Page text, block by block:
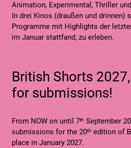
Animation, Experimental, Thriller
In drei Kinos (draußen und drinnen)
Programme mit Highlights der
im Januar stattfand, zu erleben.
British Shorts
for submissions!
From NOW on until 7th September
submissions for the 20th edition of
place in January 2027.